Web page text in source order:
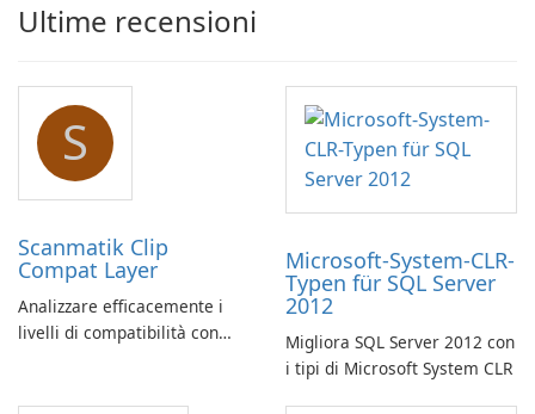
Ultime recensioni
S
Scanmatik Clip
Compat Layer
Analizzare efficacemente i
livelli di compatibilità con
Microsoft-System-CLR-
Typen für SQL Server
2012
Migliora SQL Server 2012 con
i tipi di Microsoft System CLR